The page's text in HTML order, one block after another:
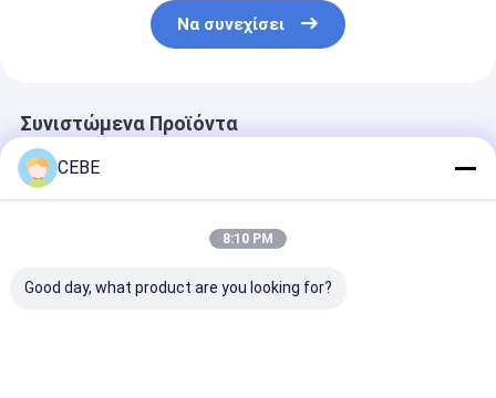
Να συνεχίσει
Συνιστώμενα Προϊόντα
CEBE
8:10 PM
Good day, what product are you looking for?